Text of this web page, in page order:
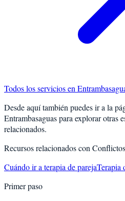
Todos los servicios en
Desde aquí también puedes ir a la
Entrambasaguaspara explorar otras
relacionados.
Recursos relacionados con
Cuándo ir a terapia de parejaTerapia
Primer paso